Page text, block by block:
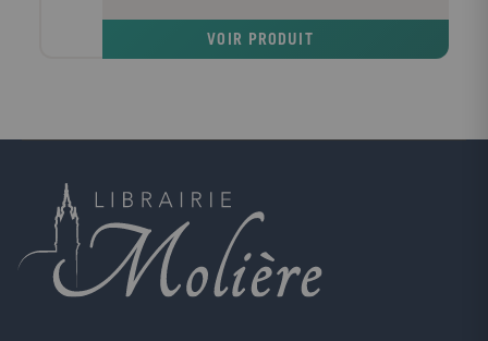
résumé de leur théorie.Avec, en plus, des exemples
VOIR PRODUIT